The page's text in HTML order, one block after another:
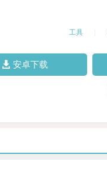
工具
安卓下载